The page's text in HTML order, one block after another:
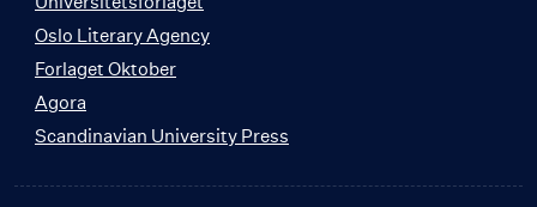
Oslo Literary Agency
Forlaget Oktober
Agora
Scandinavian University Press